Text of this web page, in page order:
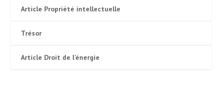
Article Propriété intellectuelle
Trésor
Article Droit de l’énergie